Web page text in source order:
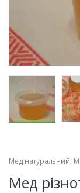
Мед натуральний,
Мед